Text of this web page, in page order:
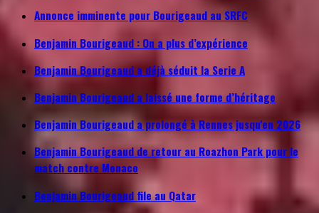
Annonce imminente pour Bourigeaud au SRFC
Benjamin Bourigeaud : On a plus d’expérience
Benjamin Bourigeaud a déjà séduit la Serie A
Benjamin Bourigeaud a laissé une forme d’héritage
Benjamin Bourigeaud a prolongé à Rennes jusqu'en 2026
Benjamin Bourigeaud de retour au Roazhon Park pour le
match contre Monaco
Benjamin Bourigeaud file au Qatar